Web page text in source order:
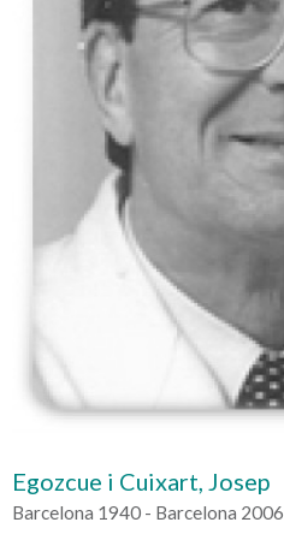
Egozcue i Cuixart, Josep
Barcelona 1940 - Barcelona 2006